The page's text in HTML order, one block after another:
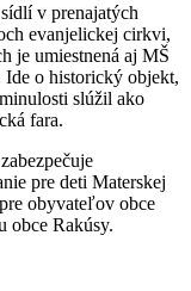
v prenajatých
evanjelickej cirkvi,
je umiestnená aj MŠ
Ide o historický objekt,
slúžil ako
fara.
pre deti Materskej
obyvateľov obce
obce Rakúsy.